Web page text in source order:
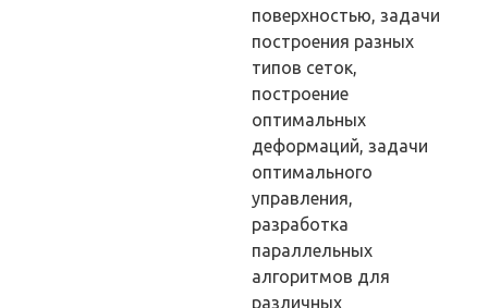
поверхностью, задачи
построения разных
типов сеток,
построение
оптимальных
деформаций, задачи
оптимального
управления,
разработка
параллельных
алгоритмов для
различных